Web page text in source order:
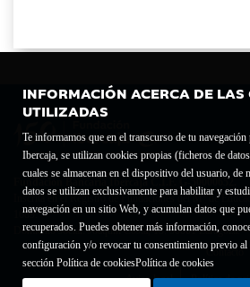
INFORMACIÓN ACERCA DE LAS
UTILIZADAS
Te informamos que en el transcurso de tu
Ibercaja, se utilizan cookies propias (ficheros de
cuales se almacenan en el dispositivo del usuario, de
datos se utilizan exclusivamente para habilitar y
navegación en un sitio Web, y acumulan datos que
recuperados. Puedes obtener más información,
configuración y/o revocar tu consentimiento previo al
sección Política de cookiesPolítica de cookies
Fundación Bancaria Ibercaja C.I.F. G-50000652.
Inscrita en el Registro de Fundaciones del Mº de
1689.
Domicilio social: Joaquín Costa, 13. 50001 Zaragoza.
Contacto
Aviso legal Política de